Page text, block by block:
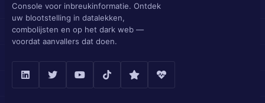
Console voor inbreukinformatie. Ontdek
uw blootstelling in datalekken,
combolijsten en op het dark web —
voordat aanvallers dat doen.